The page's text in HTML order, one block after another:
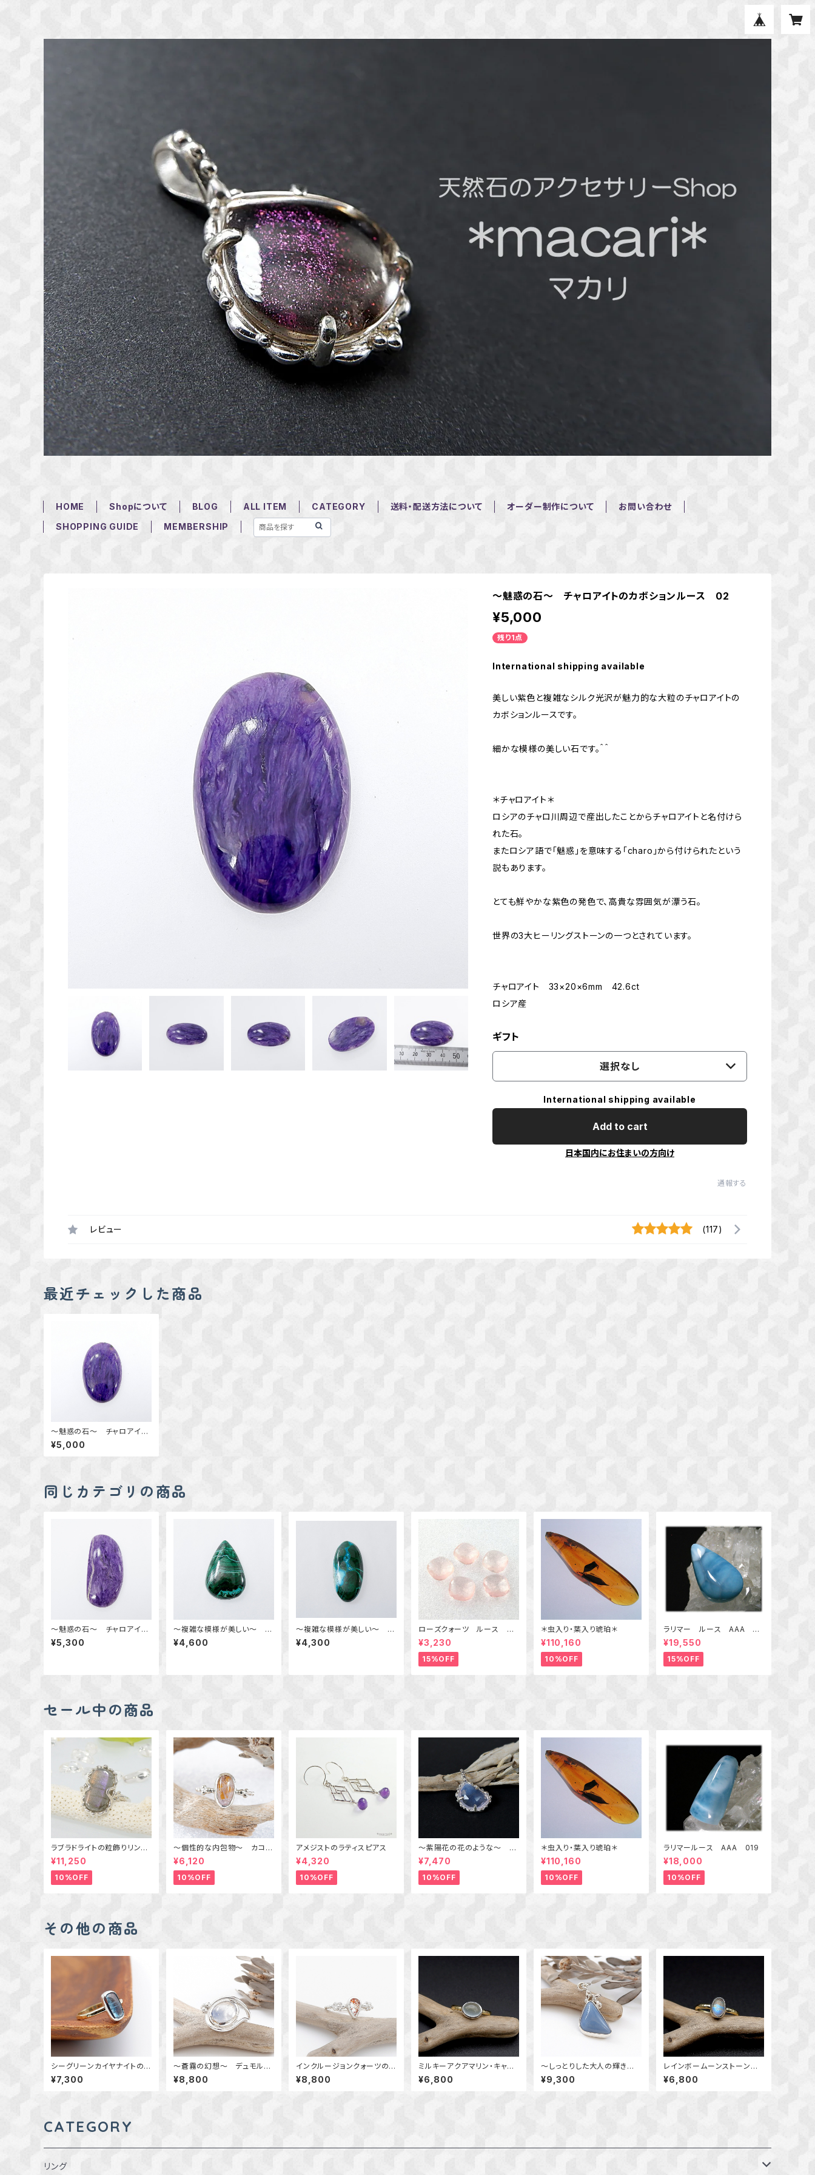
HOME Shopについて BLOG ALL ITEM CATEGORY 送料・配送方法について オーダー制作について
お問い合わせ
SHOPPING GUIDE
MEMBERSHIP
～魅惑の石～ チャロアイトのカボションルース 02
¥5,000
残り1点
International shipping available
美しい紫色と複雑なシルク光沢が魅力的な大粒のチャロアイトの
カボションルースです。
細かな模様の美しい石です。＾＾
＊チャロアイト＊
ロシアのチャロ川周辺で産出したことからチャロアイトと名付けら
れた石。
またロシア語で「魅惑」を意味する「charo」から付けられたという
説もあります。
とても鮮やかな紫色の発色で、高貴な雰囲気が漂う石。
世界の3大ヒーリングストーンの一つとされています。
チャロアイト 33×20×6mm 42.6ct
ロシア産
ギフト
選択なし
International shipping available
Add to cart
日本国内にお住まいの方向け
通報する
レビュー (117)
最近チェックした商品
～魅惑の石～ チャロアイト
のカボションルース 02
¥5,000
同じカテゴリの商品
～魅惑の石～ チャロアイト
のカボションルース 01
¥5,300
～複雑な模様が美しい～ ク
リソコラ・マラカイトのカボショ
ンルース 02
¥4,600
～複雑な模様が美しい～ ク
リソコラ・マラカイトのカボショ
ンルース 01
¥4,300
ローズクォーツ ルース ク
ッションカット １個
¥3,230
15%OFF
＊虫入り・葉入り琥珀＊
¥110,160
10%OFF
ラリマー ルース AAA 02
5
¥19,550
15%OFF
セール中の商品
ラブラドライトの粒飾りリング
（パープル＆オレンジ） 16号
¥11,250
10%OFF
～個性的な内包物～ カコク
セナイトインアメジストの粒飾
りリング 10号 天然石アク
セサリー 一点物 macari
¥6,120
10%OFF
アメジストのラティスピアス
¥4,320
10%OFF
～紫陽花の花のような～ ラ
ベンダークォーツの粒飾りペ
ンダント 天然石アクセサ
リー 一点物
¥7,470
10%OFF
＊虫入り・葉入り琥珀＊
¥110,160
10%OFF
ラリマールース AAA 019
¥18,000
10%OFF
その他の商品
シーグリーンカイヤナイトのリ
ング 11.5号 ～真鍮と銀の
指輪～ 天然石アクセサリ
ー 一点物
¥7,300
～蒼霧の幻想～ デュモルチ
ェライトインクォーツのリン
グ 12号 天然石アクセサリ
ー 一点物
¥8,800
インクルージョンクォーツの
粒飾りリング 約10号 ～魅
力的な鉱物の世界～ 天然
石リング 指輪 一点物
¥8,800
ミルキーアクアマリン・キャッ
ツアイのリング 約10号 横向
き ～真鍮と銀の指輪～ 天
然石アクセサリー 指輪 一
¥6,800
～しっとりした大人の輝き
～ オワイヒーブルーオパー
ルのデザインペンダント 天
然石アクセサリー 一点物
¥9,300
レインボームーンストーンの
リング 11.5号 ～真鍮と銀
の指輪～ 天然石アクセサリ
ー 一点物
¥6,800
CATEGORY
リング